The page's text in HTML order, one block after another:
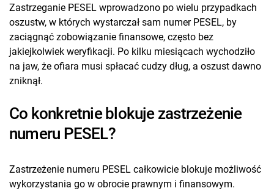
Zastrzeganie PESEL wprowadzono po wielu przypadkach
oszustw, w których wystarczał sam numer PESEL, by
zaciągnąć zobowiązanie finansowe, często bez
jakiejkolwiek weryfikacji. Po kilku miesiącach wychodziło
na jaw, że ofiara musi spłacać cudzy dług, a oszust dawno
zniknął.
Co konkretnie blokuje zastrzeżenie
numeru PESEL?
Zastrzeżenie numeru PESEL całkowicie blokuje możliwość
wykorzystania go w obrocie prawnym i finansowym.